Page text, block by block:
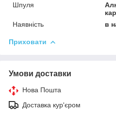
Шпуля
Наявність
в
Приховати
Умови доставки
Нова Пошта
Доставка кур'єром